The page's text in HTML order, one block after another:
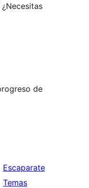
de
Escaparate
Temas